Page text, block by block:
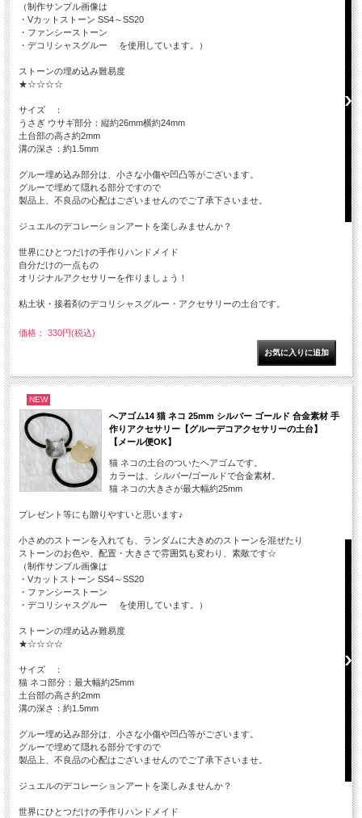
（制作サンプル画像は
・Vカットストーン SS4～SS20
・ファンシーストーン
・デコリシャスグルー を使用しています。）
ストーンの埋め込み難易度
★☆☆☆☆
サイズ ：
うさぎ ウサギ部分：縦約26mm横約24mm
土台部の高さ約2mm
溝の深さ：約1.5mm
グルー埋め込み部分は、小さな小傷や凹凸等がございます。
グルーで埋めて隠れる部分ですので
製品上、不良品の心配はございませんのでご了承下さいませ。
ジュエルのデコレーションアートを楽しみませんか？
世界にひとつだけの手作りハンドメイド
自分だけの一点もの
オリジナルアクセサリーを作りましょう！
粘土状・接着剤のデコリシャスグルー・アクセサリーの土台です。
価格： 330円(税込)
NEW
へアゴム14 猫 ネコ 25mm シルバー ゴールド 合金素材 手
作りアクセサリー【グルーデコアクセサリーの土台】
【メール便OK】
猫 ネコの土台のついたヘアゴムです。
カラーは、シルバー/ゴールドで合金素材。
猫 ネコの大きさが最大幅約25mm
プレゼント等にも贈りやすいと思います♪
小さめのストーンを入れても、ランダムに大きめのストーンを混ぜたり
ストーンのお色や、配置・大きさで雰囲気も変わり、素敵です☆
（制作サンプル画像は
・Vカットストーン SS4～SS20
・ファンシーストーン
・デコリシャスグルー を使用しています。）
ストーンの埋め込み難易度
★☆☆☆☆
サイズ ：
猫 ネコ部分：最大幅約25mm
土台部の高さ約2mm
溝の深さ：約1.5mm
グルー埋め込み部分は、小さな小傷や凹凸等がございます。
グルーで埋めて隠れる部分ですので
製品上、不良品の心配はございませんのでご了承下さいませ。
ジュエルのデコレーションアートを楽しみませんか？
世界にひとつだけの手作りハンドメイド